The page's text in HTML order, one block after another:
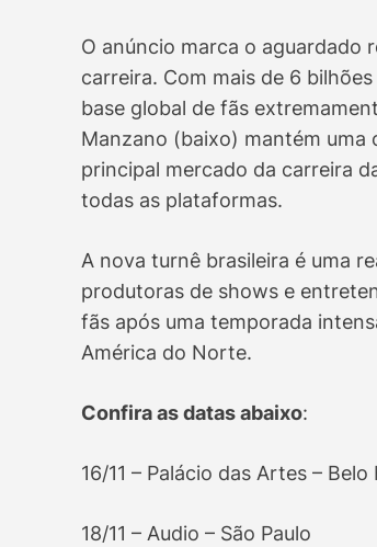
O anúncio marca o aguardado
carreira. Com mais de 6
base global de fãs
Manzano (baixo) mantém uma
principal mercado da carreira
todas as plataformas.
A nova turnê brasileira é uma
produtoras de shows e
fãs após uma temporada
América do Norte.
Confira as datas abaixo:
16/11 – Palácio das Artes –
18/11 – Audio – São Paulo